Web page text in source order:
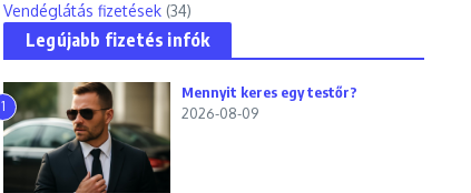
Vendéglátás fizetések (34)
Legújabb fizetés infók
1
Mennyit keres egy testőr?
2026-08-09